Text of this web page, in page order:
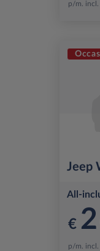
p/m.
Jeep
All-
€
p/m.